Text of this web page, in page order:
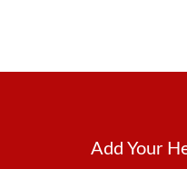
Add Your